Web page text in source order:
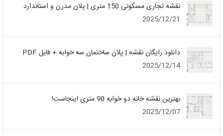
نقشه تجاری مسکونی 150 متری | پلان مدرن و استاندارد
2025/12/21
دانلود رایگان نقشه | پلان ساختمان سه خوابه + فایل PDF
2025/12/14
بهترین نقشه خانه دو خوابه 90 متری اینجاست!
2025/12/07